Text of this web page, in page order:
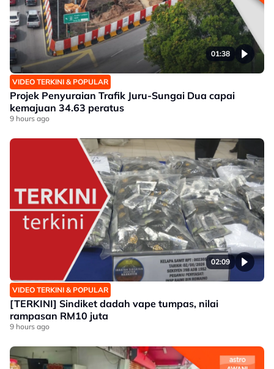
01:38
VIDEO TERKINI & POPULAR
Projek Penyuraian Trafik Juru-Sungai Dua capai
kemajuan 34.63 peratus
9 hours ago
02:09
VIDEO TERKINI & POPULAR
[TERKINI] Sindiket dadah vape tumpas, nilai
rampasan RM10 juta
9 hours ago